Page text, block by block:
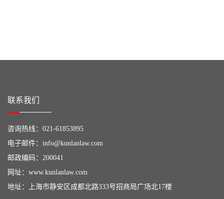
联系我们
咨询热线： 021-61853895
电子邮件： info@kunlanlaw.com
邮政编码：200041
网址： www.kunlanlaw.com
地址：上海市静安区成都北路333号招商局广场北17楼